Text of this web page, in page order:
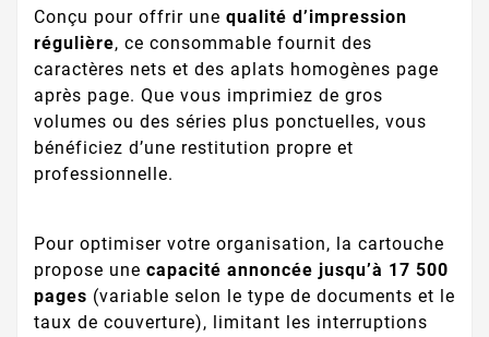
Conçu pour offrir une qualité d’impression
régulière, ce consommable fournit des
caractères nets et des aplats homogènes page
après page. Que vous imprimiez de gros
volumes ou des séries plus ponctuelles, vous
bénéficiez d’une restitution propre et
professionnelle.
Pour optimiser votre organisation, la cartouche
propose une capacité annoncée jusqu’à 17 500
pages (variable selon le type de documents et le
taux de couverture), limitant les interruptions